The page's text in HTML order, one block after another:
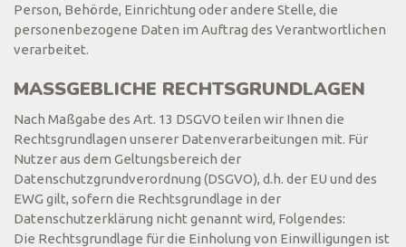
Person, Behörde, Einrichtung oder andere Stelle, die
personenbezogene Daten im Auftrag des Verantwortlichen
verarbeitet.
MASSGEBLICHE RECHTSGRUNDLAGEN
Nach Maßgabe des Art. 13 DSGVO teilen wir Ihnen die
Rechtsgrundlagen unserer Datenverarbeitungen mit. Für
Nutzer aus dem Geltungsbereich der
Datenschutzgrundverordnung (DSGVO), d.h. der EU und des
EWG gilt, sofern die Rechtsgrundlage in der
Datenschutzerklärung nicht genannt wird, Folgendes:
Die Rechtsgrundlage für die Einholung von Einwilligungen ist